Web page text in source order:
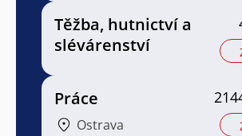
Těžba, hutnictví a
slévárenství
Práce
Ostrava